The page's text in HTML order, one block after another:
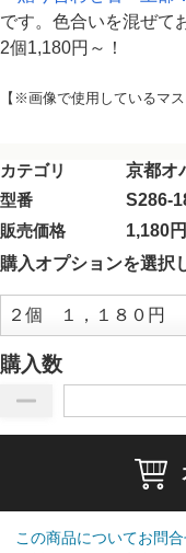
です。色合いを混ぜて
2個1,180円～！
【※画像で使用しているマ
カテゴリ
京都オ
型番
S286-
販売価格
1,180
購入オプションを選択
購入数
この商品についてお問